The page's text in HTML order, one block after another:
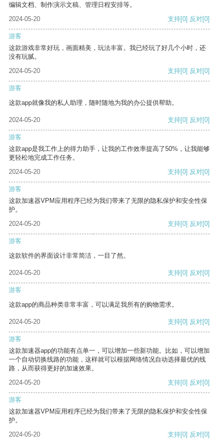
编辑文档、制作演示文稿、管理日程安排等。
2024-05-20
支持[0] 反对[0]
游客
这款游戏非常好玩，画面精美，玩法丰富。我已经玩了好几个小时，还
没有玩腻。
2024-05-20
支持[0] 反对[0]
游客
这款app就像我的私人助理，随时随地为我的办公提供帮助。
2024-05-20 支持[0] 反对[0]
游客
这款app是我工作上的得力助手，让我的工作效率提高了50%，让我能够
更轻松地完成工作任务。
2024-05-20
支持[0] 反对[0]
游客
这款加速器VPM应用程序已经为我们带来了无限的隐私保护和安全性保
护。
2024-05-20
支持[0] 反对[0]
游客
这款软件的界面设计非常简洁，一目了然。
2024-05-20 支持[0] 反对[0]
游客
这款app的商品种类非常丰富，可以满足我所有的购物需求。
2024-05-20 支持[0] 反对[0]
游客
这款加速器app的功能有点单一，可以增加一些新功能。比如，可以增加
一个自动切换线路的功能，这样就可以根据网络情况自动选择最优的线
路，从而获得更好的加速效果。
2024-05-20
支持[0] 反对[0]
游客
这款加速器VPM应用程序已经为我们带来了无限的隐私保护和安全性保
护。
2024-05-20
支持[0] 反对[0]